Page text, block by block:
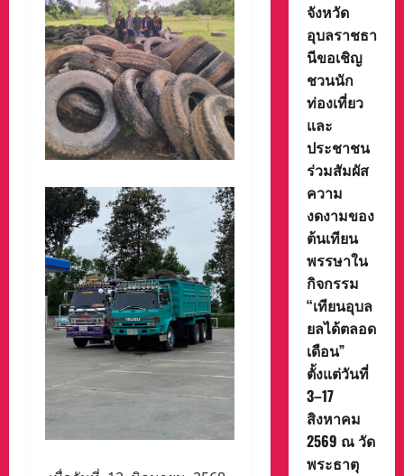
จังหวัด
อุบลราชธา
นีขอเชิญ
ชวนนัก
ท่องเที่ยว
และ
ประชาชน
ร่วมสัมผัส
ความ
งดงามของ
ต้นเทียน
พรรษาใน
กิจกรรม
“เทียนอุบล
ยลได้ตลอด
เดือน”
ตั้งแต่วันที่
3–17
สิงหาคม
2569 ณ วัด
พระธาตุ